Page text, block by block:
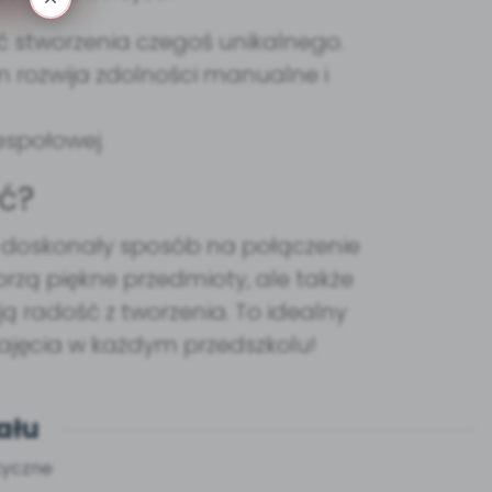
czegoś unikalnego.
zdolności manualne i
sposób na połączenie
piękne przedmioty, ale także
radość z tworzenia. To idealny
w każdym przedszkolu!